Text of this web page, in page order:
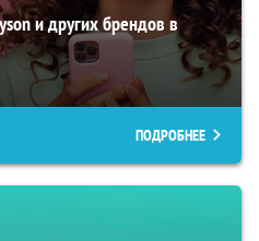
и других брендов в
ПОДРОБНЕЕ